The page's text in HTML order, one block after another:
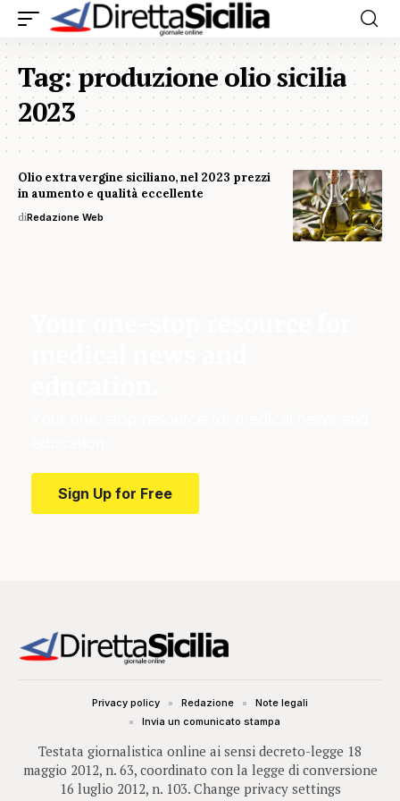
Tag:produzione olio sicilia
2023
Olio extravergine siciliano, nel 2023 prezzi
in aumento e qualità eccellente
diRedazione Web
Sign Up for Free
Testata giornalistica online ai sensi decreto-legge 18
maggio 2012, n. 63, coordinato con la legge di conversione
16 luglio 2012, n. 103. Change privacy settings
Privacy policy Redazione
Note legali
Invia un comunicato stampa